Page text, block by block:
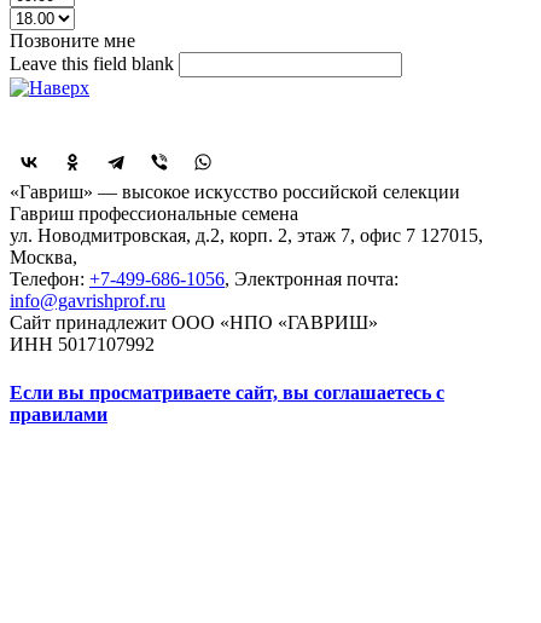
Позвоните мне
Leave this field blank
«Гавриш» — высокое искусство российской селекции
Гавриш профессиональные семена
ул. Новодмитровская, д.2, корп. 2, этаж 7, офис 7 127015,
Москва,
Телефон: +7-499-686-1056, Электронная почта:
info@gavrishprof.ru
Сайт принадлежит ООО «НПО «ГАВРИШ»
ИНН 5017107992
Если вы просматриваете сайт, вы соглашаетесь с
правилами